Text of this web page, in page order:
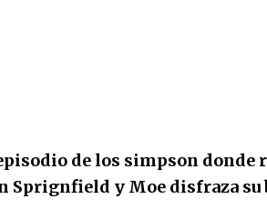
de los simpson
Sprignfield y Moe disfraza su